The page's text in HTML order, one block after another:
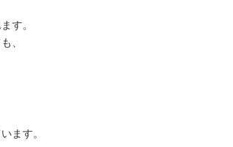
す。
、
ます。